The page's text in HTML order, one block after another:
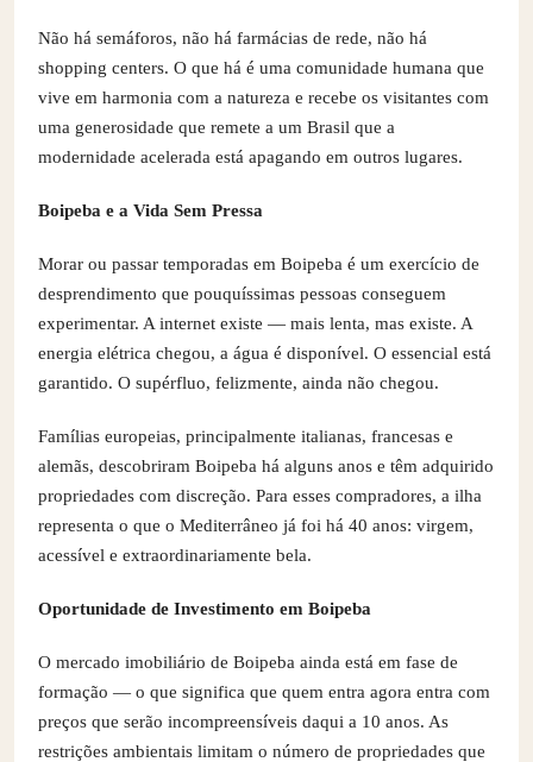
Não há semáforos, não há farmácias de rede, não há
shopping centers. O que há é uma comunidade humana que
vive em harmonia com a natureza e recebe os visitantes com
uma generosidade que remete a um Brasil que a
modernidade acelerada está apagando em outros lugares.
Boipeba e a Vida Sem Pressa
Morar ou passar temporadas em Boipeba é um exercício de
desprendimento que pouquíssimas pessoas conseguem
experimentar. A internet existe — mais lenta, mas existe. A
energia elétrica chegou, a água é disponível. O essencial está
garantido. O supérfluo, felizmente, ainda não chegou.
Famílias europeias, principalmente italianas, francesas e
alemãs, descobriram Boipeba há alguns anos e têm adquirido
propriedades com discreção. Para esses compradores, a ilha
representa o que o Mediterrâneo já foi há 40 anos: virgem,
acessível e extraordinariamente bela.
Oportunidade de Investimento em Boipeba
O mercado imobiliário de Boipeba ainda está em fase de
formação — o que significa que quem entra agora entra com
preços que serão incompreensíveis daqui a 10 anos. As
restrições ambientais limitam o número de propriedades que